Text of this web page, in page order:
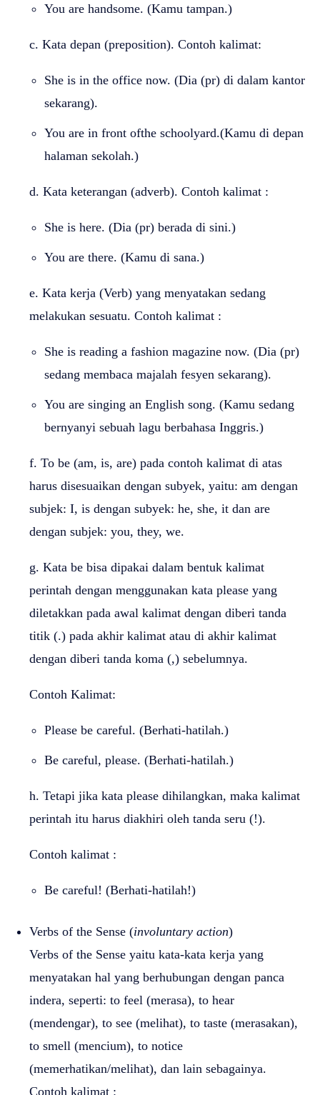
You are handsome. (Kamu tampan.)
c. Kata depan (preposition). Contoh kalimat:
She is in the office now. (Dia (pr) di dalam kantor
sekarang).
You are in front ofthe schoolyard.(Kamu di depan
halaman sekolah.)
d. Kata keterangan (adverb). Contoh kalimat :
She is here. (Dia (pr) berada di sini.)
You are there. (Kamu di sana.)
e. Kata kerja (Verb) yang menyatakan sedang
melakukan sesuatu. Contoh kalimat :
She is reading a fashion magazine now. (Dia (pr)
sedang membaca majalah fesyen sekarang).
You are singing an English song. (Kamu sedang
bernyanyi sebuah lagu berbahasa Inggris.)
f. To be (am, is, are) pada contoh kalimat di atas
harus disesuaikan dengan subyek, yaitu: am dengan
subjek: I, is dengan subyek: he, she, it dan are
dengan subjek: you, they, we.
g. Kata be bisa dipakai dalam bentuk kalimat
perintah dengan menggunakan kata please yang
diletakkan pada awal kalimat dengan diberi tanda
titik (.) pada akhir kalimat atau di akhir kalimat
dengan diberi tanda koma (,) sebelumnya.
Contoh Kalimat:
Please be careful. (Berhati-hatilah.)
Be careful, please. (Berhati-hatilah.)
h. Tetapi jika kata please dihilangkan, maka kalimat
perintah itu harus diakhiri oleh tanda seru (!).
Contoh kalimat :
Be careful! (Berhati-hatilah!)
Verbs of the Sense (involuntary action)
Verbs of the Sense yaitu kata-kata kerja yang
menyatakan hal yang berhubungan dengan panca
indera, seperti: to feel (merasa), to hear
(mendengar), to see (melihat), to taste (merasakan),
to smell (mencium), to notice
(memerhatikan/melihat), dan lain sebagainya.
Contoh kalimat :